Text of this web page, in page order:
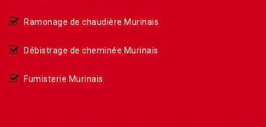
Ramonage de chaudière Murinais
Débistrage de cheminée Murinais
Fumisterie Murinais